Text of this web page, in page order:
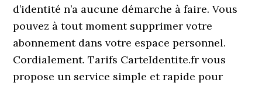
d’identité n’a aucune démarche à faire. Vous
pouvez à tout moment supprimer votre
abonnement dans votre espace personnel.
Cordialement. Tarifs CarteIdentite.fr vous
propose un service simple et rapide pour